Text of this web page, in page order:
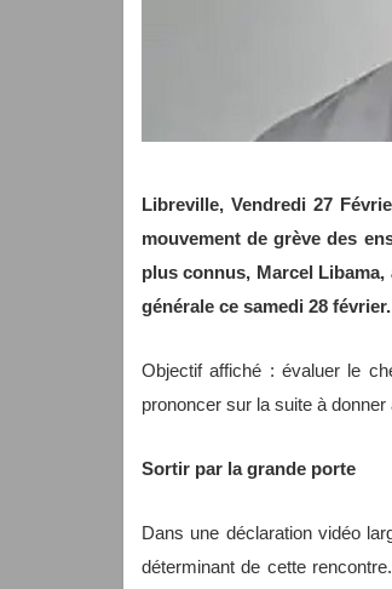
Libreville, Vendredi 27
mouvement de grève des
plus connus, Marcel
générale ce samedi 28 février.
Objectif affiché : évaluer le
prononcer sur la suite à
Sortir par la grande porte
Dans une déclaration vidéo
déterminant de cette